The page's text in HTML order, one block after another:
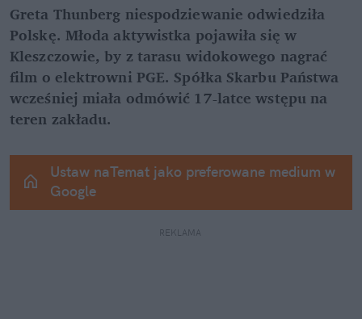
Greta Thunberg niespodziewanie odwiedziła
Polskę. Młoda aktywistka pojawiła się w
Kleszczowie, by z tarasu widokowego nagrać
film o elektrowni PGE. Spółka Skarbu Państwa
wcześniej miała odmówić 17-latce wstępu na
teren zakładu.
Ustaw naTemat jako preferowane medium w
Google
REKLAMA